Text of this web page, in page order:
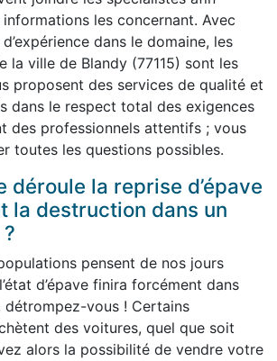
informations les concernant. Avec
dans le domaine, les
la ville de Blandy (77115) sont les
proposent des services de qualité et
dans le respect total des exigences
des professionnels attentifs ; vous
toutes les questions possibles.
déroule la reprise d’épave
la destruction dans un
pensent de nos jours
d’épave finira forcément dans
détrompez-vous ! Certains
des voitures, quel que soit
alors la possibilité de vendre votre